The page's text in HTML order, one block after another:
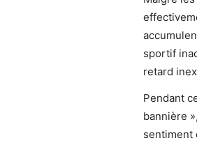
sportif
retard
Pendant
bannière
sentiment